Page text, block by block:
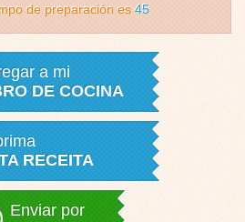
de preparación es45
a mi
DE COCINA
RECEITA
Enviar por